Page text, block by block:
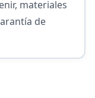
materiales
de